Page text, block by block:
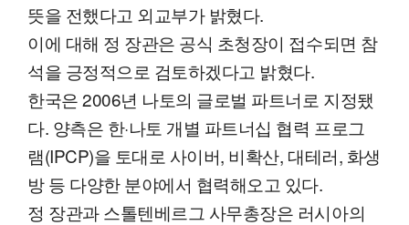
뜻을 전했다고 외교부가 밝혔다.
이에 대해 정 장관은 공식 초청장이 접수되면 참
석을 긍정적으로 검토하겠다고 밝혔다.
한국은 2006년 나토의 글로벌 파트너로 지정됐
다. 양측은 한·나토 개별 파트너십 협력 프로그
램(IPCP)을 토대로 사이버, 비확산, 대테러, 화생
방 등 다양한 분야에서 협력해오고 있다.
정 장관과 스톨텐베르그 사무총장은 러시아의